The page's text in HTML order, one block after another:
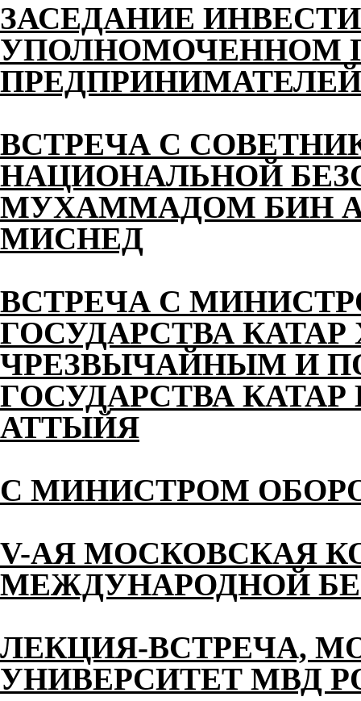
ЗАСЕДАНИЕ
УПОЛНОМОЧЕННОМ
ВСТРЕЧА С
НАЦИОНАЛЬНОЙ
МУХАММАДОМ БИН
МИСНЕД
ВСТРЕЧА С
ГОСУДАРСТВА
ЧРЕЗВЫЧАЙНЫМ И
ГОСУДАРСТВА
АТТЫЙЯ
С МИНИСТРОМ
V-АЯ МОСКОВСКАЯ
МЕЖДУНАРОДНОЙ
ЛЕКЦИЯ-ВСТРЕЧА,
УНИВЕРСИТЕТ МВД